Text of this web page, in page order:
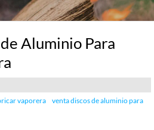
Aluminio Para
vaporera
venta discos de aluminio para